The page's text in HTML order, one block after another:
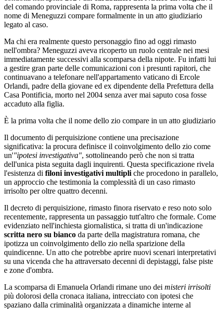
del comando provinciale di Roma, rappresenta la prima volta che il
nome di Meneguzzi compare formalmente in un atto giudiziario
legato al caso.
Ma chi era realmente questo personaggio fino ad oggi rimasto
nell'ombra? Meneguzzi aveva ricoperto un ruolo centrale nei mesi
immediatamente successivi alla scomparsa della nipote. Fu infatti lui
a gestire gran parte delle comunicazioni con i presunti rapitori, che
continuavano a telefonare nell'appartamento vaticano di Ercole
Orlandi, padre della giovane ed ex dipendente della Prefettura della
Casa Pontificia, morto nel 2004 senza aver mai saputo cosa fosse
accaduto alla figlia.
È la prima volta che il nome dello zio compare in un atto giudiziario
Il documento di perquisizione contiene una precisazione
significativa: la procura definisce il coinvolgimento dello zio come
un'"ipotesi investigativa", sottolineando però che non si tratta
dell'unica pista seguita dagli inquirenti. Questa specificazione rivela
l'esistenza di filoni investigativi multipli che procedono in parallelo,
un approccio che testimonia la complessità di un caso rimasto
irrisolto per oltre quattro decenni.
Il decreto di perquisizione, rimasto finora riservato e reso noto solo
recentemente, rappresenta un passaggio tutt'altro che formale. Come
evidenziato nell'inchiesta giornalistica, si tratta di un'indicazione
scritta nero su bianco da parte della magistratura romana, che
ipotizza un coinvolgimento dello zio nella sparizione della
quindicenne. Un atto che potrebbe aprire nuovi scenari interpretativi
su una vicenda che ha attraversato decenni di depistaggi, false piste
e zone d'ombra.
La scomparsa di Emanuela Orlandi rimane uno dei misteri irrisolti
più dolorosi della cronaca italiana, intrecciato con ipotesi che
spaziano dalla criminalità organizzata a dinamiche interne al